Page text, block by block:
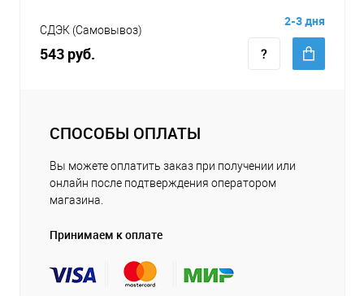
СДЭК (Самовывоз)
543 руб.
2-3 дня
СПОСОБЫ ОПЛАТЫ
Вы можете оплатить заказ при получении или
онлайн после подтверждения оператором
магазина.
Принимаем к оплате